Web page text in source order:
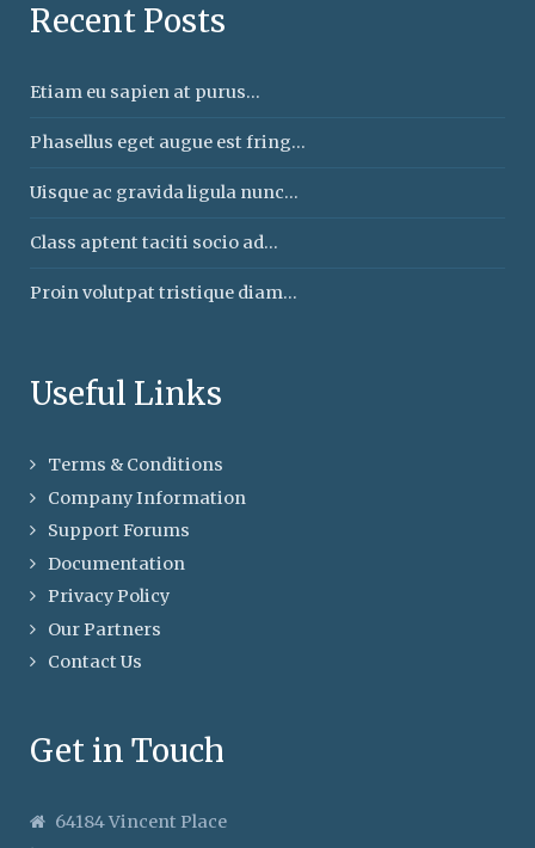
Recent Posts
Etiam eu sapien at purus...
Phasellus eget augue est fring...
Uisque ac gravida ligula nunc...
Class aptent taciti socio ad...
Proin volutpat tristique diam...
Useful Links
Terms & Conditions
Company Information
Support Forums
Documentation
Privacy Policy
Our Partners
Contact Us
Get in Touch
64184 Vincent Place